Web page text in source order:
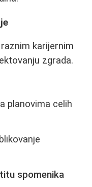
karijernim
zgrada.
planovima celih
spomenika